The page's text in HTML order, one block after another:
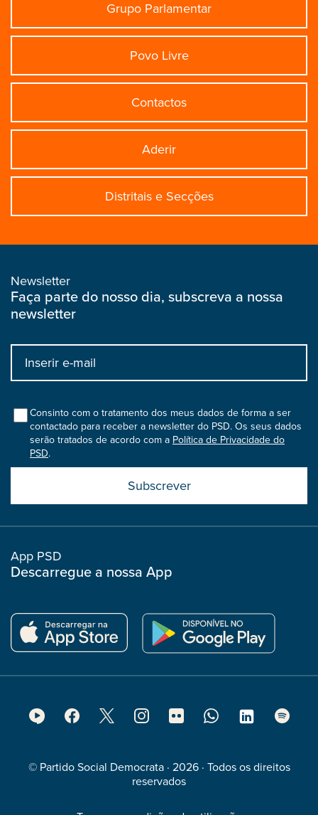
Grupo Parlamentar
Povo Livre
Contactos
Aderir
Distritais e Secções
Newsletter
Faça parte do nosso dia, subscreva a nossa
newsletter
Input
bootstrap
colConsinto com o tratamento dos meus dados de forma a ser
contactado para receber a newsletter do PSD. Os seus dados
serão tratados de acordo com a Política de Privacidade do
PSD.
boostrap
col
App PSD
Descarregue a nossa App
© Partido Social Democrata · 2026 · Todos os direitos
reservados
Footer
Media